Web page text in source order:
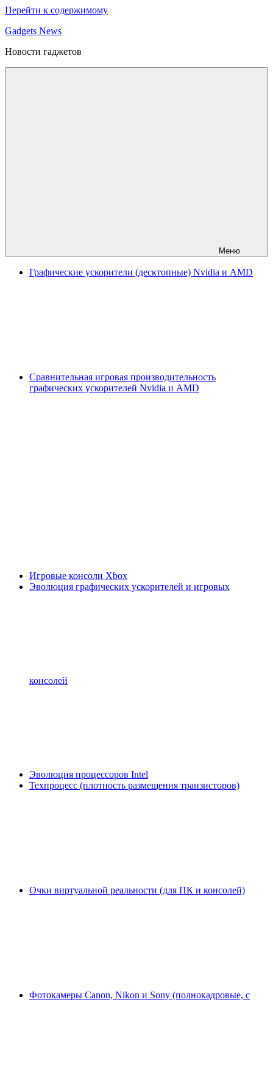
Перейти к содержимому
Gadgets News
Новости гаджетов
Меню
Графические ускорители (десктопные) Nvidia и AMD
Сравнительная игровая производительность
графических ускорителей Nvidia и AMD
Игровые консоли Xbox
Эволюция графических ускорителей и игровых
консолей
Эволюция процессоров Intel
Техпроцесс (плотность размещения транзисторов)
Очки виртуальной реальности (для ПК и консолей)
Фотокамеры Canon, Nikon и Sony (полнокадровые, с